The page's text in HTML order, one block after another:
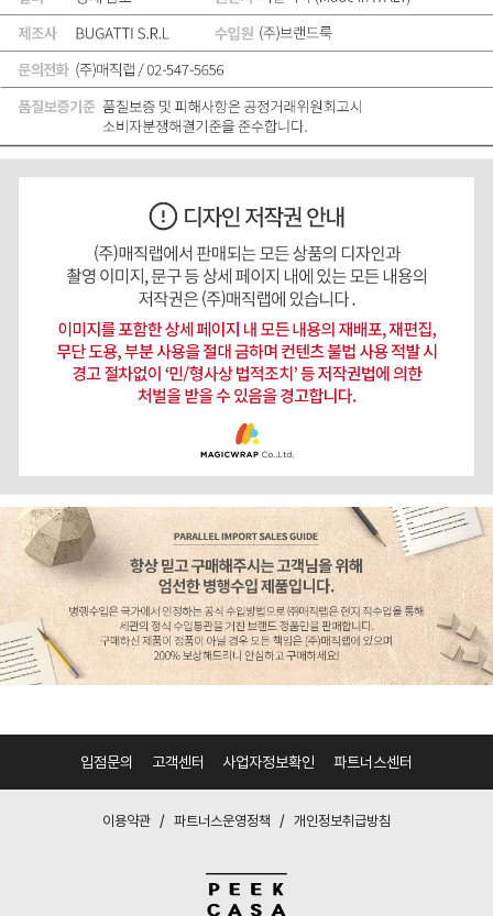
입점문의 고객센터 사업자정보확인 파트너스센터
이용약관 / 파트너스운영정책 / 개인정보취급방침